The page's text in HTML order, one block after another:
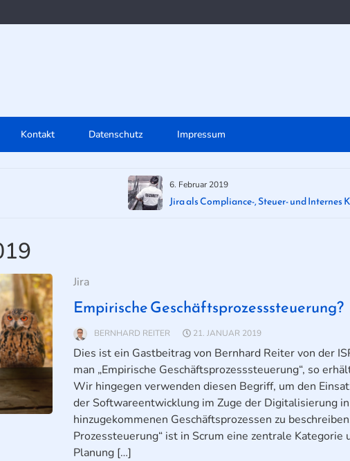
Kontakt Datenschutz Impressum
6. Februar 2019
Jira als Compliance-, Steuer- und Internes
Jira
Empirische Geschäftsprozesssteuerung?
BERNHARD REITER 21. JANUAR 2019
Dies ist ein Gastbeitrag von Bernhard Reiter von der
man „Empirische Geschäftsprozesssteuerung“, so
Wir hingegen verwenden diesen Begriff, um den
der Softwareentwicklung im Zuge der Digitalisierung
hinzugekommenen Geschäftsprozessen zu
Prozessteuerung“ ist in Scrum eine zentrale Kategorie
Planung […]